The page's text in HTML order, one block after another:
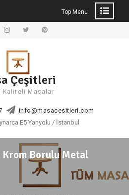
Top Menu
Çeşitleri
Kaliteli Masalar
info@masacesitleri.com
E5 Yanyolu / İstanbul
Krom Borulu Metal